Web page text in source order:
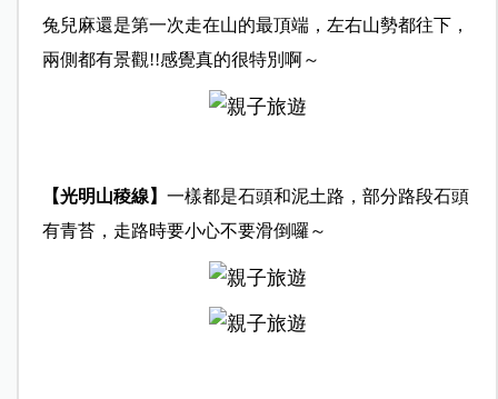
兔兒麻還是第一次走在山的最頂端，左右山勢都往下，
兩側都有景觀!!感覺真的很特別啊～
【光明山稜線】 一樣都是石頭和泥土路，部分路段石頭
有青苔，走路時要小心不要滑倒囉～